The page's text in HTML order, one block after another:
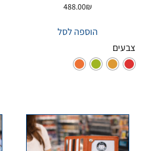
488.00₪
הוספה לסל
צבעים